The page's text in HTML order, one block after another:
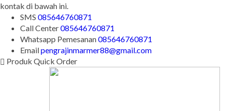
kontak di bawah ini.
SMS 085646760871
Call Center085646760871
Whatsapp Pemesanan085646760871
Emailpengrajinmarmer88@gmail.com
Produk Quick Order